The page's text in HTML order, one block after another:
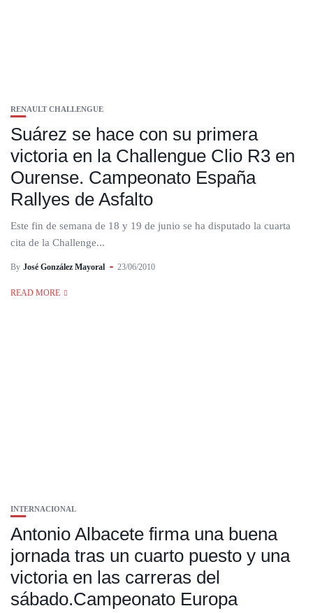
RENAULT CHALLENGUE
Suárez se hace con su primera
victoria en la Challengue Clio R3 en
Ourense. Campeonato España
Rallyes de Asfalto
Este fin de semana de 18 y 19 de junio se ha disputado la cuarta
cita de la Challenge...
By José González Mayoral 23/06/2010
READ MORE
INTERNACIONAL
Antonio Albacete firma una buena
jornada tras un cuarto puesto y una
victoria en las carreras del
sábado.Campeonato Europa